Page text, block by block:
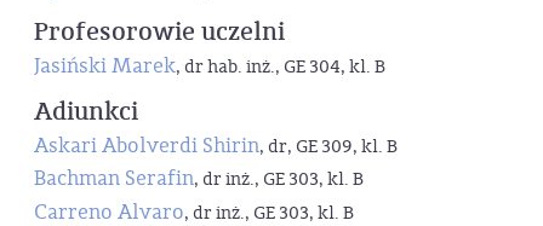
Profesorowie uczelni
Jasiński Marek, dr hab. inż., GE 304, kl. B
Adiunkci
Askari Abolverdi Shirin, dr, GE 309, kl. B
Bachman Serafin, dr inż., GE 303, kl. B
Carreno Alvaro, dr inż., GE 303, kl. B